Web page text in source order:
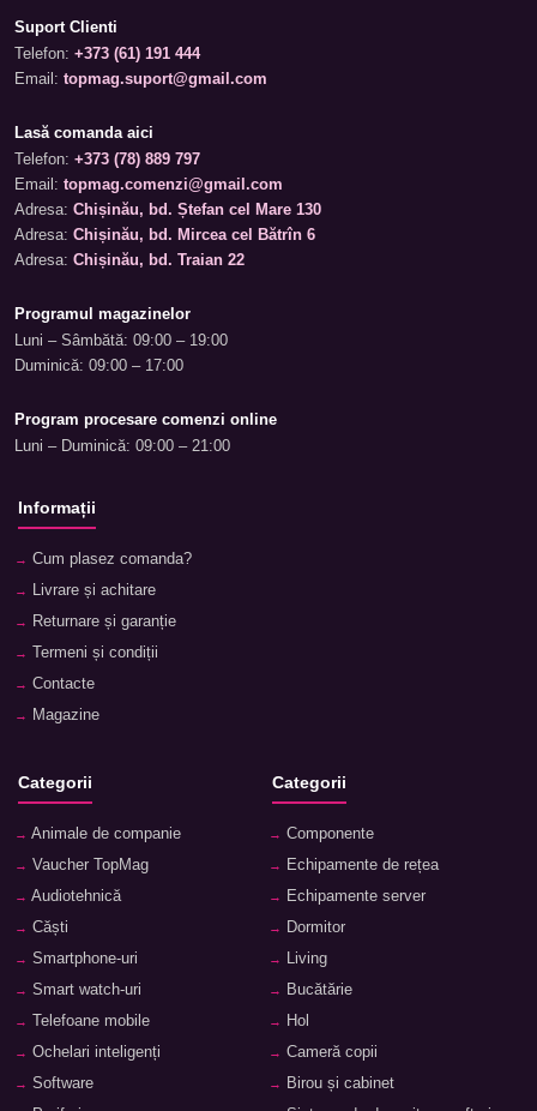
Suport Clienti
Telefon: +373 (61) 191 444
Email: topmag.suport@gmail.com
Lasă comanda aici
Telefon: +373 (78) 889 797
Email: topmag.comenzi@gmail.com
Adresa: Chișinău, bd. Ștefan cel Mare 130
Adresa: Chișinău, bd. Mircea cel Bătrîn 6
Adresa: Chișinău, bd. Traian 22
Programul magazinelor
Luni – Sâmbătă: 09:00 – 19:00
Duminică: 09:00 – 17:00
Program procesare comenzi online
Luni – Duminică: 09:00 – 21:00
Informații
Cum plasez comanda?
Livrare și achitare
Returnare și garanție
Termeni și condiții
Contacte
Magazine
Categorii
Animale de companie
Vaucher TopMag
Audiotehnică
Căști
Smartphone-uri
Smart watch-uri
Telefoane mobile
Ochelari inteligenți
Software
Categorii
Componente
Echipamente de rețea
Echipamente server
Dormitor
Living
Bucătărie
Hol
Cameră copii
Birou și cabinet